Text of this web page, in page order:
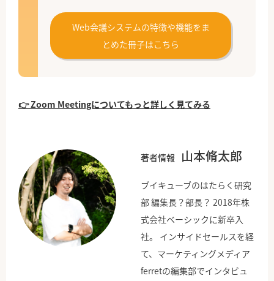
Web会議システムの特徴や機能をま
とめた冊子はこちら
👉 Zoom Meetingについてもっと詳しく見てみる
著者情報 山本脩太郎
ブイキューブのはたらく研究
部 編集長？部長？ 2018年株
式会社ベーシックに新卒入
社。 インサイドセールスを経
て、マーケティングメディア
ferretの編集部でインタビュ